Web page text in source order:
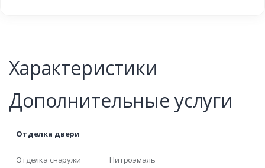
Характеристики
Дополнительные услуги
Отделка двери
Отделка снаружи Нитроэмаль